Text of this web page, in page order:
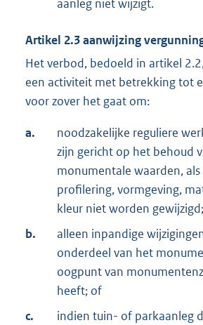
aanleg niet wijzigt.
Artikel 2.3aanwijzing
Het verbod, bedoeld in artikel
een activiteit met betrekking tot
voor zover het gaat om:
a.
noodzakelijke reguliere
zijn gericht op het behoud
monumentale waarden,
profilering, vormgeving,
kleur niet worden
b.
alleen inpandige
onderdeel van het
oogpunt van
heeft; of
c.
indien tuin- of parkaanleg